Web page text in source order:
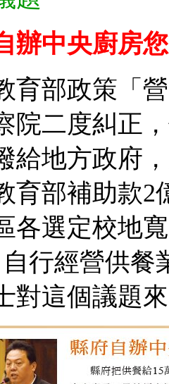
辦中央廚房
部政策「營
院二度糾正
給地方政府
育部補助款2
各選定校地
自行經營供餐
對這個議題